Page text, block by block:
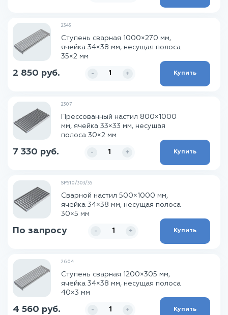
2343
Ступень сварная 1000×270 мм,
ячейка 34×38 мм, несущая полоса
35×2 мм
2 850 руб. - + Купить
2307
Прессованный настил 800×1000
мм, ячейка 33×33 мм, несущая
полоса 30×2 мм
7 330 руб. - + Купить
SP510/303/35
Сварной настил 500×1000 мм,
ячейка 34×38 мм, несущая полоса
30×5 мм
По запросу - + Купить
2604
Ступень сварная 1200×305 мм,
ячейка 34×38 мм, несущая полоса
40×3 мм
4 560 руб. - + Купить